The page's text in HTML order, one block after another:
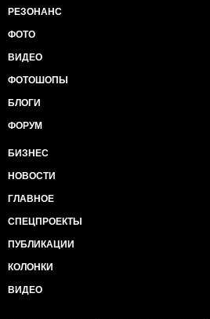
РЕЗОНАНС
ФОТО
ВИДЕО
ФОТОШОПЫ
БЛОГИ
ФОРУМ
БИЗНЕС
НОВОСТИ
ГЛАВНОЕ
СПЕЦПРОЕКТЫ
ПУБЛИКАЦИИ
КОЛОНКИ
ВИДЕО